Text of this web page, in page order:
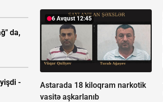
da,
-
6 Avqust 12:45
Astarada 18 kiloqram narkotik
vasitə aşkarlanıb